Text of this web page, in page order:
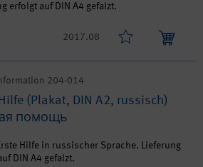
erfolgt auf DIN A4 gefalzt.
2017.08
204-014
(Plakat, DIN A2, russisch)
помощь
Hilfe in russischer Sprache. Lieferung
DIN A4 gefalzt.